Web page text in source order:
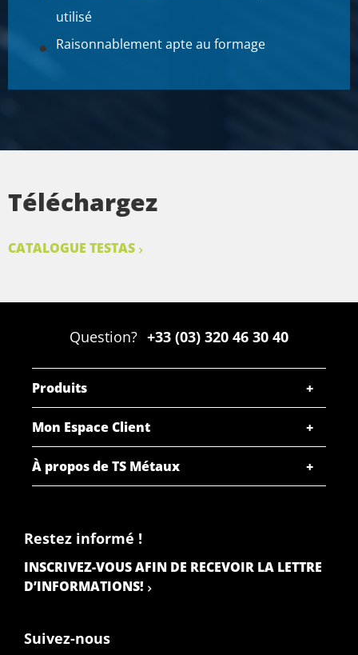
utilisé
Raisonnablement apte au formage
Téléchargez
CATALOGUE TESTAS
Question? +33 (03) 320 46 30 40
Produits
Mon Espace Client
À propos de TS Métaux
Restez informé !
INSCRIVEZ-VOUS AFIN DE RECEVOIR LA LETTRE
D’INFORMATIONS!
Suivez-nous